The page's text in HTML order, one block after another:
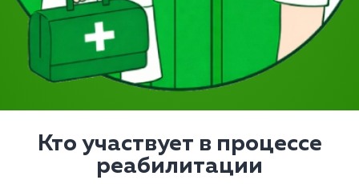
Кто участвует в процессе
реабилитации